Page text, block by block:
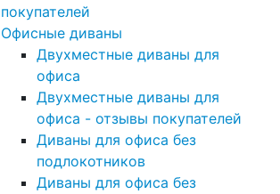
покупателей
Офисные диваны
Двухместные диваны для
офиса
Двухместные диваны для
офиса - отзывы покупателей
Диваны для офиса без
подлокотников
Диваны для офиса без